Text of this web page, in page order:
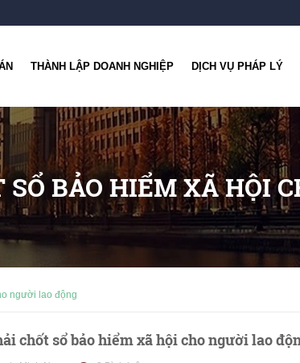
THÀNH LẬP DOANH NGHIỆP DỊCH VỤ PHÁP LÝ
BẢO HIỂM XÃ HỘI
người lao động
chốt sổ bảo hiểm xã hội cho người lao